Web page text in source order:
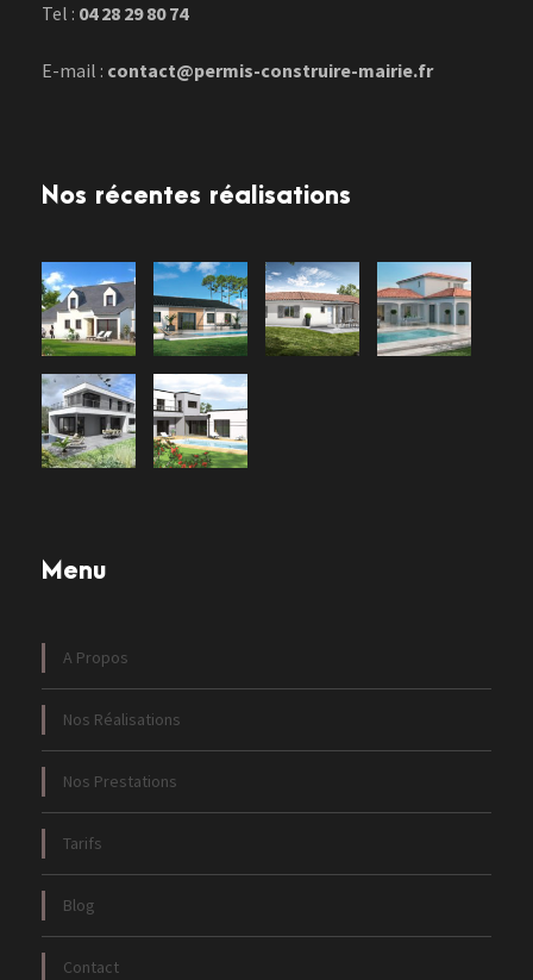
Tel : 04 28 29 80 74
E-mail : contact@permis-construire-mairie.fr
Nos récentes réalisations
Menu
A Propos
Nos Réalisations
Nos Prestations
Tarifs
Blog
Contact